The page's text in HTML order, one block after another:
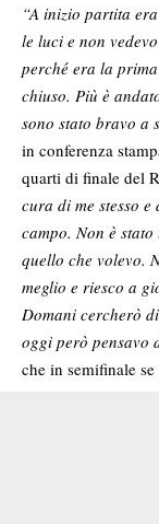
“A inizio partita
le luci e non
perché era la
chiuso. Più è
sono stato bravo a
in conferenza
quarti di finale del
cura di me stesso
campo. Non è
quello che volevo.
meglio e riesco a
Domani cercherò
oggi però pensavo
che in semifinale